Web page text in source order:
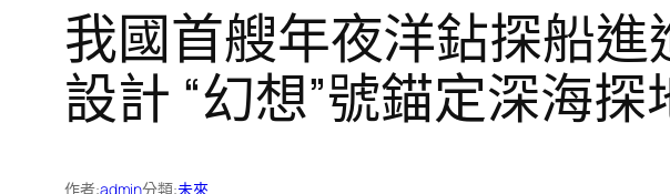
我國首艘年夜洋鉆探船進
設計 “幻想”號錨定深海探
作者:admin分類:未來